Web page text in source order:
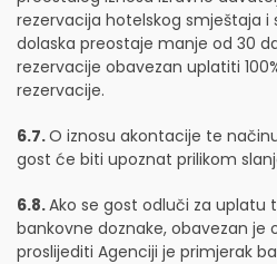
rezervacija hotelskog smještaja
dolaska preostaje manje od 30
rezervacije obavezan uplatiti
rezervacije.
6.7.O iznosu akontacije te
gost će biti upoznat prilikom
6.8.Ako se gost odluči za uplatu
bankovne doznake, obavezan je
proslijediti Agenciji je primjerak